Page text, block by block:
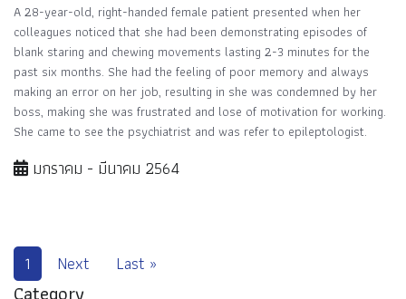
A 28-year-old, right-handed female patient presented when her
colleagues noticed that she had been demonstrating episodes of
blank staring and chewing movements lasting 2-3 minutes for the
past six months. She had the feeling of poor memory and always
making an error on her job, resulting in she was condemned by her
boss, making she was frustrated and lose of motivation for working.
She came to see the psychiatrist and was refer to epileptologist.
มกราคม - มีนาคม 2564
1 Next Last »